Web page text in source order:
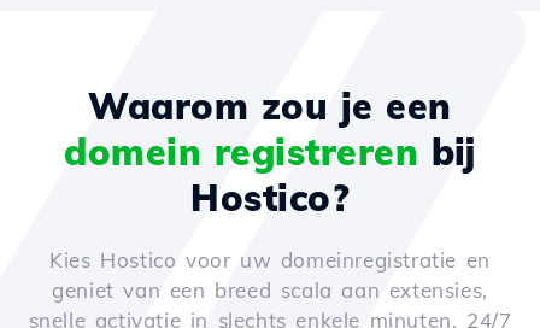
Waarom zou je een
domein registreren bij
Hostico?
Kies Hostico voor uw domeinregistratie en
geniet van een breed scala aan extensies,
snelle activatie in slechts enkele minuten, 24/7